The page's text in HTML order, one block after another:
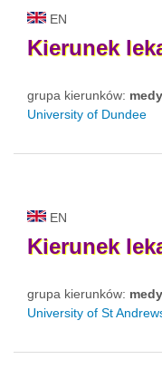
EN
Kierunek
grupa kierunków:
University of Dundee
EN
Kierunek
grupa kierunków:
University of St